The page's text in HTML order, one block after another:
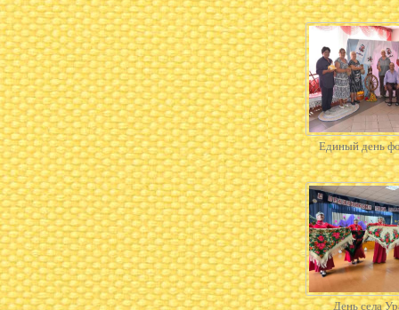
Единый день
День села